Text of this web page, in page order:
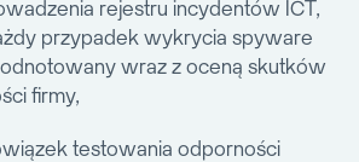
rejestru incydentów ICT,
przypadek wykrycia spyware
wraz z oceną skutków
firmy,
testowania odporności